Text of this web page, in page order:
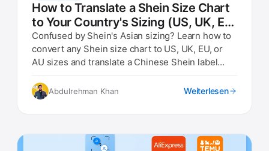
How to Translate a Shein Size Chart
to Your Country's Sizing (US, UK, EU,
AU)
Confused by Shein's Asian sizing? Learn how to
convert any Shein size chart to US, UK, EU, or
AU sizes and translate a Chinese Shein label
Abdulrehman Khan Weiterlesen